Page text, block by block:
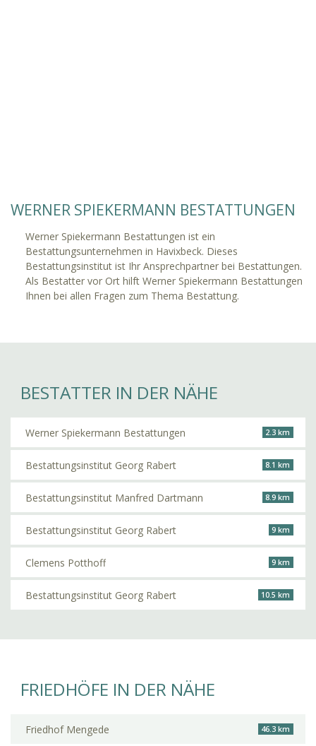
WERNER SPIEKERMANN BESTATTUNGEN
Werner Spiekermann Bestattungen ist ein
Bestattungsunternehmen in Havixbeck. Dieses
Bestattungsinstitut ist Ihr Ansprechpartner bei Bestattungen.
Als Bestatter vor Ort hilft Werner Spiekermann Bestattungen
Ihnen bei allen Fragen zum Thema Bestattung.
BESTATTER IN DER NÄHE
Werner Spiekermann Bestattungen 2.3 km
Bestattungsinstitut Georg Rabert 8.1 km
Bestattungsinstitut Manfred Dartmann 8.9 km
Bestattungsinstitut Georg Rabert 9 km
Clemens Potthoff 9 km
Bestattungsinstitut Georg Rabert 10.5 km
FRIEDHÖFE IN DER NÄHE
Friedhof Mengede 46.3 km